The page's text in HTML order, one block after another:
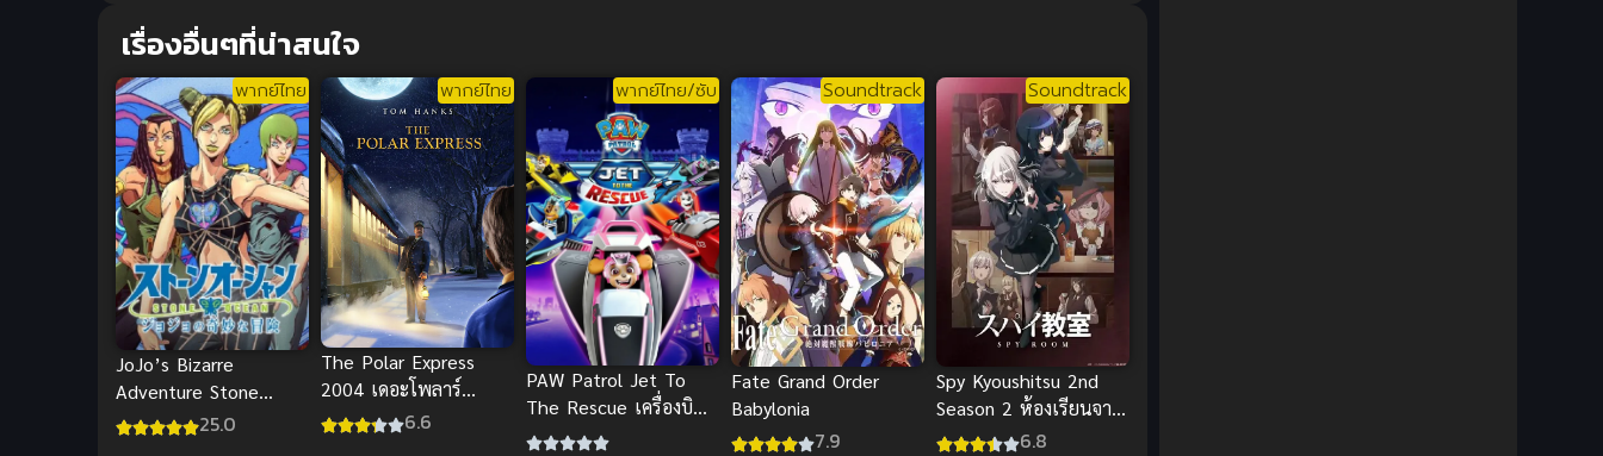
เรื่องอื่นๆที่น่าสนใจ
พากย์ไทย
JoJo’s Bizarre
Adventure Stone
Ocean พากย์ไทย
25.0
พากย์ไทย
The Polar Express
2004 เดอะโพลาร์
เอ็กซ์เพรส พากย์ไทย
6.6
พากย์ไทย/ซับ
PAW Patrol Jet To
The Rescue เครื่องบิน
เจ็ทมาช่วย พากย์ไทย
Soundtrack
Fate Grand Order
Babylonia
7.9
Soundtrack
Spy Kyoushitsu 2nd
Season 2 ห้องเรียนจาร
ชน
6.8